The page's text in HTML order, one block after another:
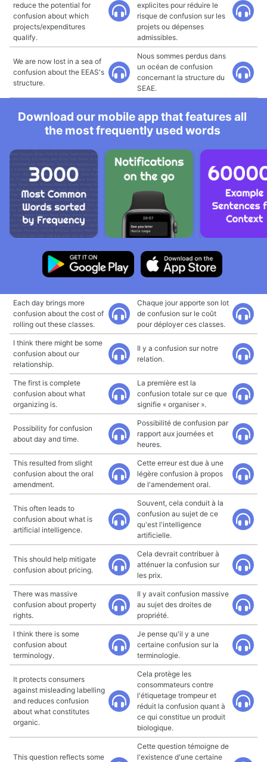
reduce the potential for
confusion about which
projects/expenditures
qualify.
explicites pour réduire le
risque de confusion sur les
projets ou dépenses
admissibles.
We are now lost in a sea of
confusion about the EEAS's
structure.
Nous sommes perdus dans
un océan de confusion
concernant la structure du
SEAE.
Download our mobile app that features all
the most frequently used words
Each day brings more
confusion about the cost of
rolling out these classes.
Chaque jour apporte son lot
de confusion sur le coût
pour déployer ces classes.
I think there might be some
confusion about our
relationship.
Il y a confusion sur notre
relation.
The first is complete
confusion about what
organizing is.
La première est la
confusion totale sur ce que
signifie « organiser ».
Possibility for confusion
about day and time.
Possibilité de confusion par
rapport aux journées et
heures.
This resulted from slight
confusion about the oral
amendment.
Cette erreur est due à une
légère confusion à propos
de l'amendement oral.
This often leads to
confusion about what is
artificial intelligence.
Souvent, cela conduit à la
confusion au sujet de ce
qu'est l'intelligence
artificielle.
This should help mitigate
confusion about pricing.
Cela devrait contribuer à
atténuer la confusion sur
les prix.
There was massive
confusion about property
rights.
Il y avait confusion massive
au sujet des droites de
propriété.
I think there is some
confusion about
terminology.
Je pense qu'il y a une
certaine confusion sur la
terminologie.
It protects consumers
against misleading labelling
and reduces confusion
about what constitutes
organic.
Cela protège les
consommateurs contre
l'étiquetage trompeur et
réduit la confusion quant à
ce qui constitue un produit
biologique.
This question reflects some
Cette question témoigne de
l'existence d'une certaine